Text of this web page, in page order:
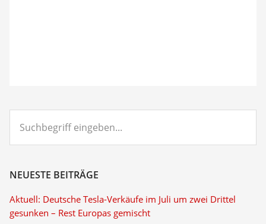
eingeben...
NEUESTE BEITRÄGE
Aktuell: Deutsche Tesla-Verkäufe im Juli um zwei Drittel
gesunken – Rest Europas gemischt